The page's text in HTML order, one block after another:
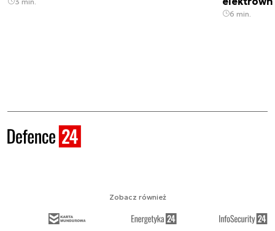
6 min.
Zobacz również